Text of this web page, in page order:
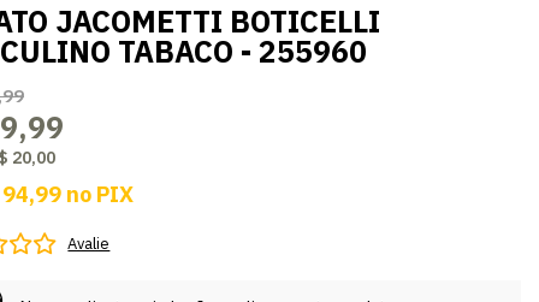
JACOMETTI BOTICELLI
TABACO - 255960
20,00
94,99 no PIX
Avalie